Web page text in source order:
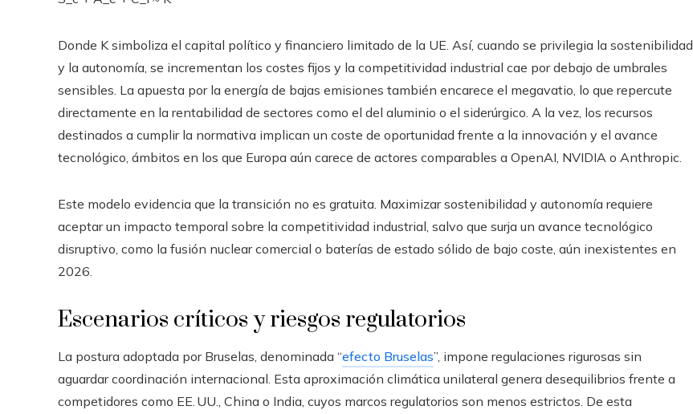
Donde K simboliza el capital político y financiero limitado de la UE. Así, cuando se privilegia la sostenibilidad
y la autonomía, se incrementan los costes fijos y la competitividad industrial cae por debajo de umbrales
sensibles. La apuesta por la energía de bajas emisiones también encarece el megavatio, lo que repercute
directamente en la rentabilidad de sectores como el del aluminio o el siderúrgico. A la vez, los recursos
destinados a cumplir la normativa implican un coste de oportunidad frente a la innovación y el avance
tecnológico, ámbitos en los que Europa aún carece de actores comparables a OpenAI, NVIDIA o Anthropic.
Este modelo evidencia que la transición no es gratuita. Maximizar sostenibilidad y autonomía requiere
aceptar un impacto temporal sobre la competitividad industrial, salvo que surja un avance tecnológico
disruptivo, como la fusión nuclear comercial o baterías de estado sólido de bajo coste, aún inexistentes en
2026.
Escenarios críticos y riesgos regulatorios
La postura adoptada por Bruselas, denominada “efecto Bruselas”, impone regulaciones rigurosas sin
aguardar coordinación internacional. Esta aproximación climática unilateral genera desequilibrios frente a
competidores como EE. UU., China o India, cuyos marcos regulatorios son menos estrictos. De esta